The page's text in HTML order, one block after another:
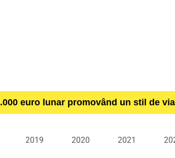
euro lunar promovând un stil de
2019 2020 2021